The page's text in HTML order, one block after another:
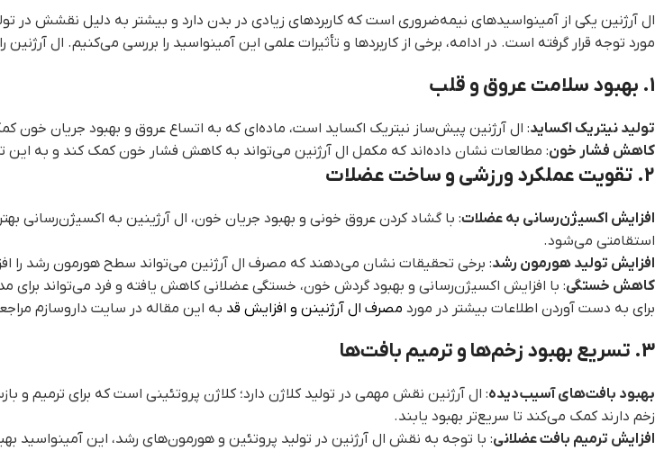
مورد توجه قرار گرفته است. در ادامه، برخی از کاربردها و تأثیرات علمی این آمینواسید را بررسی می‌کنیم. ال
1. بهبود سلامت عروق و قلب
تولید نیتریک اکساید: ال آرژنین پیش‌ساز نیتریک اکساید است، ماده‌ای که به اتساع عروق و بهبود جریان
کاهش فشار خون: مطالعات نشان داده‌اند که مکمل ال آرژنین می‌تواند به کاهش فشار خون کمک کند و به این
2. تقویت عملکرد ورزشی و ساخت عضلات
افزایش اکسیژن‌رسانی به عضلات: با گشاد کردن عروق خونی و بهبود جریان خون، ال آرژینین به
استقامتی می‌شود.
افزایش تولید هورمون رشد: برخی تحقیقات نشان می‌دهند که مصرف ال آرژنین می‌تواند سطح هورمون رشد را
کاهش خستگی: با افزایش اکسیژن‌رسانی و بهبود گردش خون، خستگی عضلانی کاهش یافته و فرد می‌تواند برای
برای به دست آوردن اطلاعات بیشتر در مورد مصرف ال آرژنینن و افزایش قد به این مقاله در سایت داروسازم
3. تسریع بهبود زخم‌ها و ترمیم بافت‌ها
بهبود بافت‌های آسیب‌دیده: ال آرژنین نقش مهمی در تولید کلاژن دارد؛ کلاژن پروتئینی است که برای ترمیم و
زخم دارند کمک می‌کند تا سریع‌تر بهبود یابند.
افزایش ترمیم بافت عضلانی: با توجه به نقش ال آرژنین در تولید پروتئین و هورمون‌های رشد، این آمینواسید